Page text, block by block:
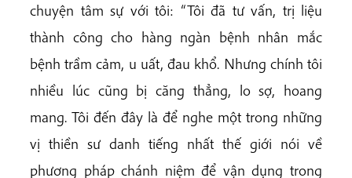
chuyện tâm sự với tôi: “Tôi đã tư vấn, trị liệu
thành công cho hàng ngàn bệnh nhân mắc
bệnh trầm cảm, u uất, đau khổ. Nhưng chính tôi
nhiều lúc cũng bị căng thẳng, lo sợ, hoang
mang. Tôi đến đây là để nghe một trong những
vị thiền sư danh tiếng nhất thế giới nói về
phương pháp chánh niệm để vận dụng trong